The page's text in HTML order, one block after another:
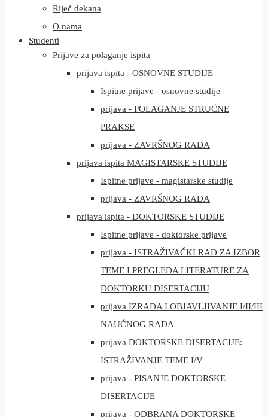
Riječ dekana
O nama
Studenti
Prijave za polaganje ispita
prijava ispita - OSNOVNE STUDIJE
Ispitne prijave - osnovne studije
prijava - POLAGANJE STRUČNE
PRAKSE
prijava - ZAVRŠNOG RADA
prijava ispita MAGISTARSKE STUDIJE
Ispitne prijave - magistarske studije
prijava - ZAVRŠNOG RADA
prijava ispita - DOKTORSKE STUDIJE
Ispitne prijave - doktorske prijave
prijava - ISTRAŽIVAČKI RAD ZA IZBOR
TEME I PREGLEDA LITERATURE ZA
DOKTORKU DISERTACIJU
prijava IZRADA I OBJAVLJIVANJE I/II/III
NAUČNOG RADA
prijava DOKTORSKE DISERTACIJE:
ISTRAŽIVANJE TEME I/V
prijava - PISANJE DOKTORSKE
DISERTACIJE
prijava - ODBRANA DOKTORSKE